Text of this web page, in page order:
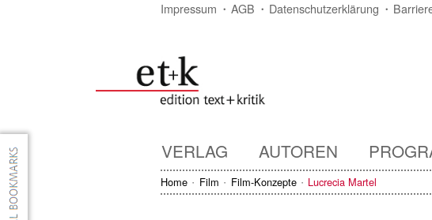
Impressum AGB Datenschutzerklärung
VERLAG AUTOREN
Home Film Film-Konzepte Lucrecia Martel